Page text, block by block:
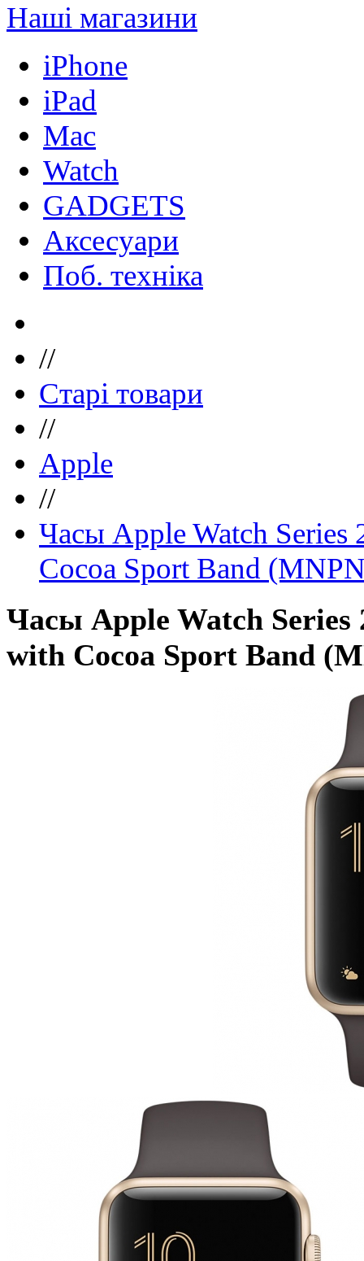
Наші магазини
iPhone
iPad
Mac
Watch
GADGETS
Аксесуари
Поб. техніка
//
Старі товари
//
Apple
//
Часы Apple Watch
Cocoa Sport Band
Часы Apple Watch Series
with Cocoa Sport Band